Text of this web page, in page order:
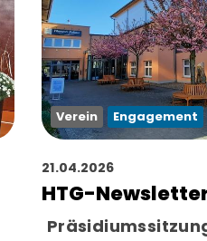
Verein Engagement
21.04.2026
HTG-